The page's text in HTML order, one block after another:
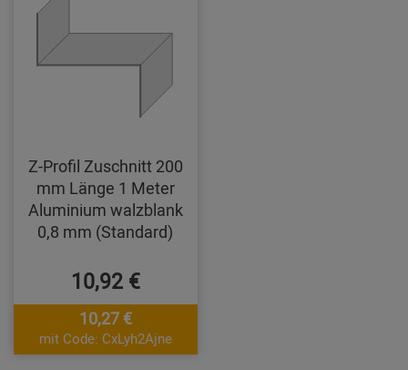
Z-Profil Zuschnitt 200
mm Länge 1 Meter
Aluminium walzblank
0,8 mm (Standard)
10,92 €
10,27 €
mit Code: CxLyh2Ajne